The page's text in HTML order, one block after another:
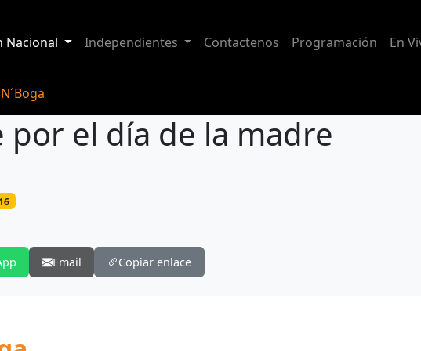
Nacional Independientes Contactenos Programación En
N´Boga
por el día de la madre
Email Copiar enlace